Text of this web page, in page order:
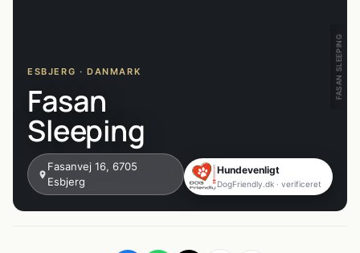
ESBJERG · DANMARK
Fasan
Sleeping
Fasanvej 16, 6705
Esbjerg
Hundevenligt
DogFriendly.dk · verificeret
FASAN SLEEPING